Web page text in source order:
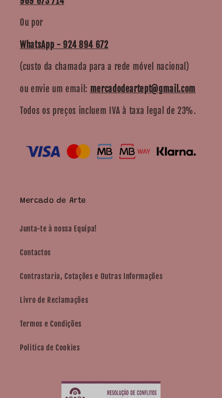
Ou por
WhatsApp - 924 894 672
(custo da chamada para a rede móvel nacional)
ou envie um email: mercadodeartept@gmail.com
Todos os preços incluem IVA à taxa legal de 23%.
Mercado de Arte
Junta-te à nossa Equipa!
Contactos
Contrastaria, Cotações e Outras Informações
Livro de Reclamações
Termos e Condições
Politica de Cookies